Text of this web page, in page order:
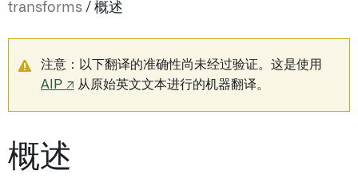
transforms
概述
注意：以下翻译的准确性尚未经过验证。这是使用
AIP ↗ 从原始英文文本进行的机器翻译。
概述